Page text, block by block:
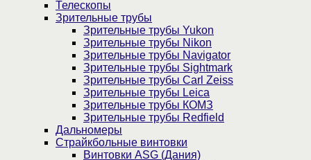
Телескопы
Зрительные трубы
Зрительные трубы Yukon
Зрительные трубы Nikon
Зрительные трубы Navigator
Зрительные трубы Sightmark
Зрительные трубы Carl Zeiss
Зрительные трубы Leica
Зрительные трубы КОМЗ
Зрительные трубы Redfield
Дальномеры
Страйкбольные винтовки
Винтовки ASG (Дания)